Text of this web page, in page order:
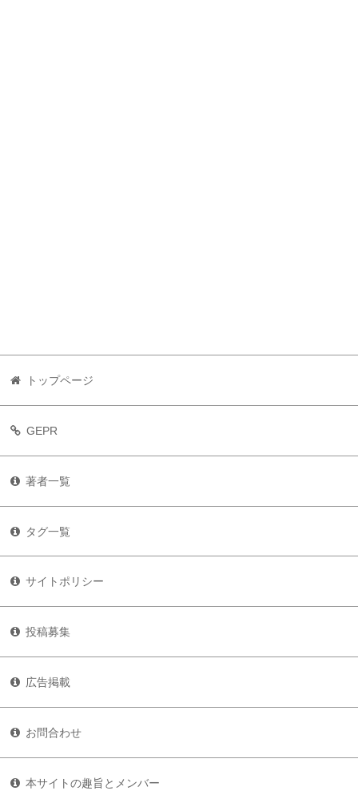
トップページ
GEPR
著者一覧
タグ一覧
サイトポリシー
投稿募集
広告掲載
お問合わせ
本サイトの趣旨とメンバー